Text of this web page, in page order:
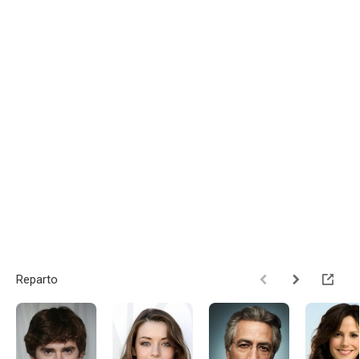
Reparto